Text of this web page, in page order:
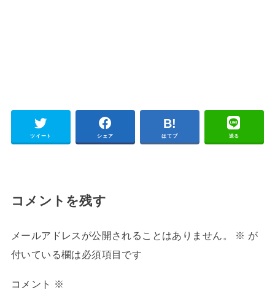
ツイート シェア はてブ 送る
コメントを残す
メールアドレスが公開されることはありません。 ※ が
付いている欄は必須項目です
コメント ※